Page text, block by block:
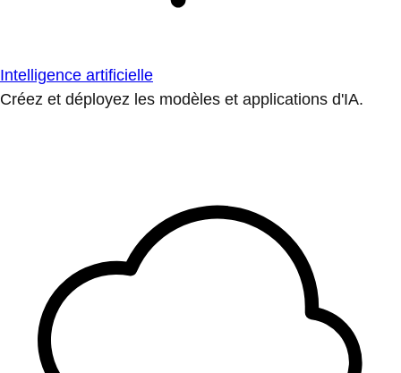
Intelligence artificielle
Créez et déployez les modèles et applications d'IA.